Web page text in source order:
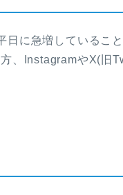
に急増しているこ
、InstagramやX(旧